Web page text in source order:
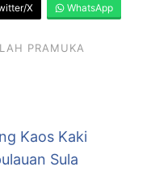
X WhatsApp
PRAMUKA
Kaos Kaki
Sula